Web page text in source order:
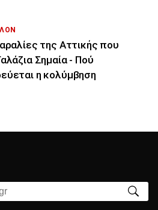
της Αττικής που
Σημαία - Πού
η κολύμβηση